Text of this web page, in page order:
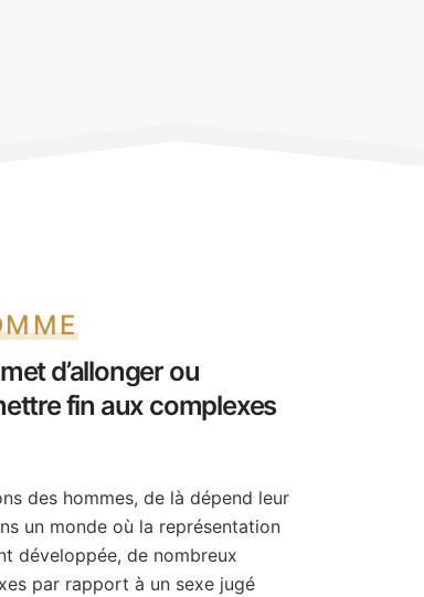
d’allonger ou
fin aux complexes
des hommes, de là dépend leur
un monde où la représentation
développée, de nombreux
par rapport à un sexe jugé